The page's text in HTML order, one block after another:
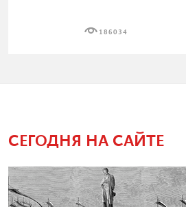
186034
СЕГОДНЯ НА САЙТЕ